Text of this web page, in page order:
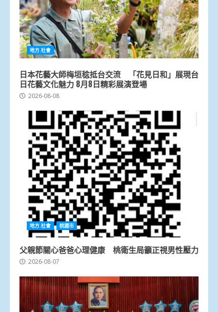
地方.社會
日本花藝大師梅垣稔抵台交流 「花見日和」展現台
日花藝文化魅力 8月8日精彩展演登場
2026-08-08
地方.社會 桃園市
父親節關心爸爸心理健康 桃衛生局籲正視男性壓力
2026-08-07